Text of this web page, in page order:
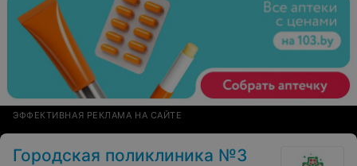
ЭФФЕКТИВНАЯ РЕКЛАМА НА САЙТЕ
Городская поликлиника №3